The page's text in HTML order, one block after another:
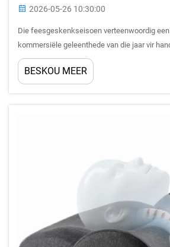
2026-05-26 10:30:00
Die feesgeskenkseisoen verteenwoordig
kommersiële geleenthede van die jaar vir
kleinhandelaars en OEM-inkopers wat hul
onderskei. Van al die materiale vir gemak is
BESKOU MEER